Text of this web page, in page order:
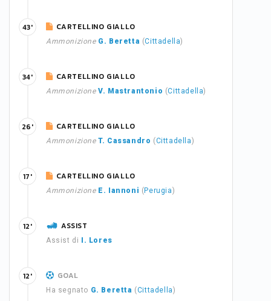
CARTELLINO GIALLO
Ammonizione G. Beretta (Cittadella)
43'
CARTELLINO GIALLO
Ammonizione V. Mastrantonio (Cittadella)
34'
CARTELLINO GIALLO
Ammonizione T. Cassandro (Cittadella)
26'
CARTELLINO GIALLO
Ammonizione E. Iannoni ( Perugia)
17'
ASSIST
Assist di I. Lores
12'
GOAL
Ha segnato G. Beretta (Cittadella)
12'